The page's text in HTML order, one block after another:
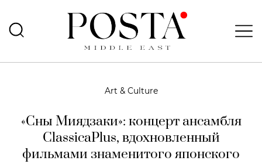
Art & Culture
«Сны Миядзаки»: концерт ансамбля
ClassicaPlus, вдохновленный
фильмами знаменитого японского